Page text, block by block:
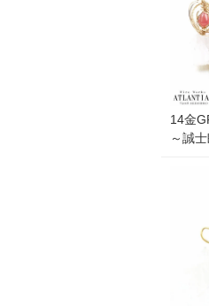
14金
～誠